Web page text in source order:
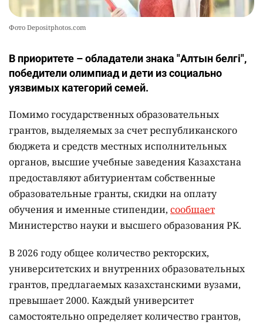
Фото Depositphotos.com
В приоритете – обладатели знака "Алтын белгі",
победители олимпиад и дети из социально
уязвимых категорий семей.
Помимо государственных образовательных
грантов, выделяемых за счет республиканского
бюджета и средств местных исполнительных
органов, высшие учебные заведения Казахстана
предоставляют абитуриентам собственные
образовательные гранты, скидки на оплату
обучения и именные стипендии, сообщает
Министерство науки и высшего образования РК.
В 2026 году общее количество ректорских,
университетских и внутренних образовательных
грантов, предлагаемых казахстанскими вузами,
превышает 2000. Каждый университет
самостоятельно определяет количество грантов,